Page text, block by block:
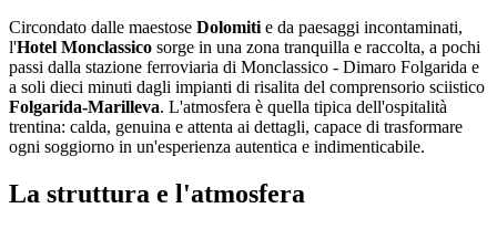
Circondato dalle maestose Dolomiti e da paesaggi incontaminati,
l'Hotel Monclassico sorge in una zona tranquilla e raccolta, a pochi
passi dalla stazione ferroviaria di Monclassico - Dimaro Folgarida e
a soli dieci minuti dagli impianti di risalita del comprensorio sciistico
Folgarida-Marilleva. L'atmosfera è quella tipica dell'ospitalità
trentina: calda, genuina e attenta ai dettagli, capace di trasformare
ogni soggiorno in un'esperienza autentica e indimenticabile.
La struttura e l'atmosfera